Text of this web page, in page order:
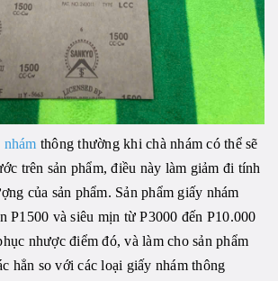
nhám thông thường khi chà nhám có thể sẽ
trên sản phẩm, điều này làm giảm đi tính
của sản phẩm. Sản phẩm giấy nhám
P1500 và siêu mịn từ P3000 đến P10.000
nhược điểm đó, và làm cho sản phẩm
hẳn so với các loại giấy nhám thông